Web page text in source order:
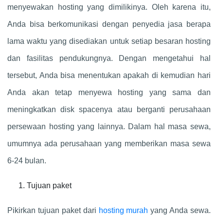
menyewakan hosting yang dimilikinya. Oleh karena itu,
Anda bisa berkomunikasi dengan penyedia jasa berapa
lama waktu yang disediakan untuk setiap besaran hosting
dan fasilitas pendukungnya. Dengan mengetahui hal
tersebut, Anda bisa menentukan apakah di kemudian hari
Anda akan tetap menyewa hosting yang sama dan
meningkatkan disk spacenya atau berganti perusahaan
persewaan hosting yang lainnya. Dalam hal masa sewa,
umumnya ada perusahaan yang memberikan masa sewa
6-24 bulan.
Tujuan paket
Pikirkan tujuan paket dari hosting murah yang Anda sewa.